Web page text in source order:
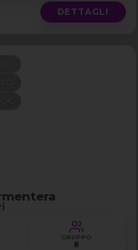
DETTAGLI
GRUPPO
8